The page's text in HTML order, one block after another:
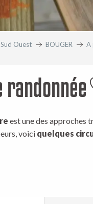
Ouest BOUGER A
est une des approches
voici quelques